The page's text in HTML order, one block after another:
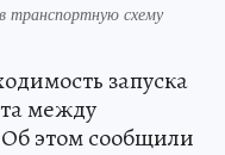
схему
запуска
между
этом сообщили